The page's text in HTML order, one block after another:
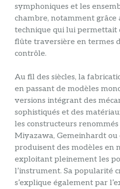
symphoniques et les
chambre, notamment
technique qui lui permettait
flûte traversière en termes
contrôle.
Au fil des siècles, la
en passant de modèles
versions intégrant des
sophistiqués et des
les constructeurs
Miyazawa, Gemeinhardt
produisent des modèles en
exploitant pleinement les
l’instrument. Sa popularité
s’explique également par